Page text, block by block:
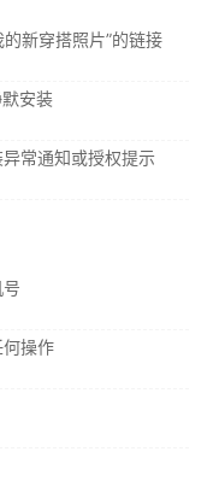
的新穿搭照片”的链接
安装
常通知或授权提示
操作